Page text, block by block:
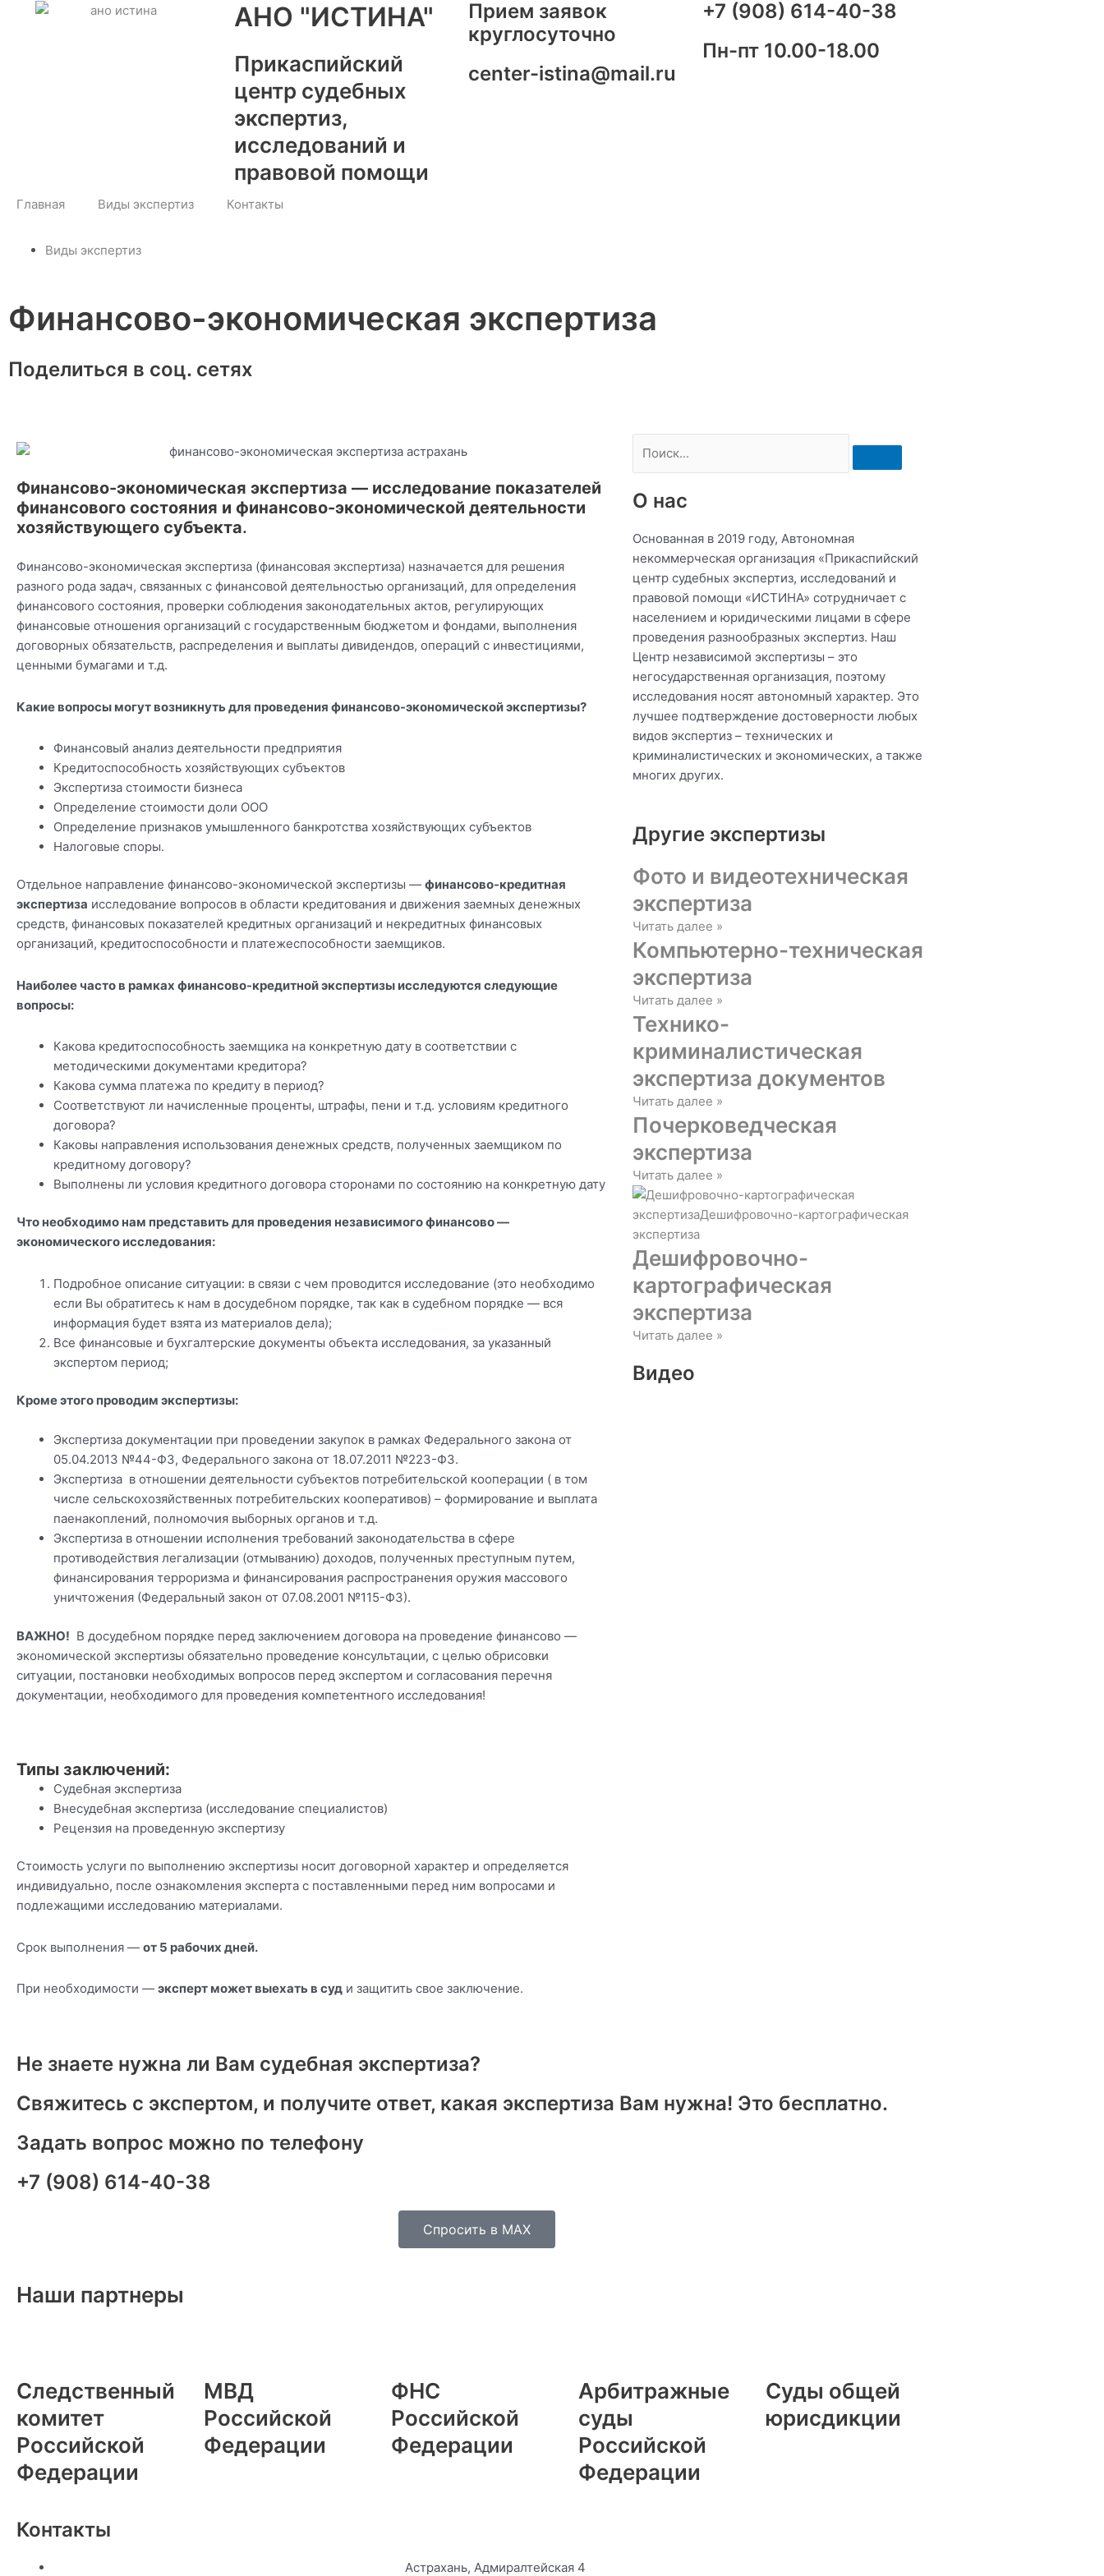
Перейти
АНО "ИСТИНА"
Прикаспийский
центр судебных
экспертиз,
исследований и
правовой помощи
Прием заявок
круглосуточно
center-istina@mail.ru
+7 (908) 614-40-38
Пн-пт 10.00-18.00
Главная Виды экспертиз Контакты
Виды экспертиз
Финансово-экономическая экспертиза
Поделиться в соц. сетях
Финансово-экономическая экспертиза — исследование показателей
финансового состояния и финансово-экономической деятельности
хозяйствующего субъекта.
Финансово-экономическая экспертиза (финансовая экспертиза) назначается для решения
разного рода задач, связанных с финансовой деятельностью организаций, для определения
финансового состояния, проверки соблюдения законодательных актов, регулирующих
финансовые отношения организаций с государственным бюджетом и фондами, выполнения
договорных обязательств, распределения и выплаты дивидендов, операций с инвестициями,
ценными бумагами и т.д.
Какие вопросы могут возникнуть для проведения финансово-экономической экспертизы?
Финансовый анализ деятельности предприятия
Кредитоспособность хозяйствующих субъектов
Экспертиза стоимости бизнеса
Определение стоимости доли ООО
Определение признаков умышленного банкротства хозяйствующих субъектов
Налоговые споры.
Отдельное направление финансово-экономической экспертизы — финансово-кредитная
экспертиза исследование вопросов в области кредитования и движения заемных денежных
средств, финансовых показателей кредитных организаций и некредитных финансовых
организаций, кредитоспособности и платежеспособности заемщиков.
Наиболее часто в рамках финансово-кредитной экспертизы исследуются следующие
вопросы:
Какова кредитоспособность заемщика на конкретную дату в соответствии с
методическими документами кредитора?
Какова сумма платежа по кредиту в период?
Соответствуют ли начисленные проценты, штрафы, пени и т.д. условиям кредитного
договора?
Каковы направления использования денежных средств, полученных заемщиком по
кредитному договору?
Выполнены ли условия кредитного договора сторонами по состоянию на конкретную дату
Что необходимо нам представить для проведения независимого финансово —
экономического исследования:
Подробное описание ситуации: в связи с чем проводится исследование (это необходимо
если Вы обратитесь к нам в досудебном порядке, так как в судебном порядке — вся
информация будет взята из материалов дела);
Все финансовые и бухгалтерские документы объекта исследования, за указанный
экспертом период;
Кроме этого проводим экспертизы:
Экспертиза документации при проведении закупок в рамках Федерального закона от
05.04.2013 №44-ФЗ, Федерального закона от 18.07.2011 №223-ФЗ.
Экспертиза в отношении деятельности субъектов потребительской кооперации ( в том
числе сельскохозяйственных потребительских кооперативов) – формирование и выплата
паенакоплений, полномочия выборных органов и т.д.
Экспертиза в отношении исполнения требований законодательства в сфере
противодействия легализации (отмыванию) доходов, полученных преступным путем,
финансирования терроризма и финансирования распространения оружия массового
уничтожения (Федеральный закон от 07.08.2001 №115-ФЗ).
ВАЖНО! В досудебном порядке перед заключением договора на проведение финансово —
экономической экспертизы обязательно проведение консультации, с целью обрисовки
ситуации, постановки необходимых вопросов перед экспертом и согласования перечня
документации, необходимого для проведения компетентного исследования!
Типы заключений:
Судебная экспертиза
Внесудебная экспертиза (исследование специалистов)
Рецензия на проведенную экспертизу
Стоимость услуги по выполнению экспертизы носит договорной характер и определяется
индивидуально, после ознакомления эксперта с поставленными перед ним вопросами и
подлежащими исследованию материалами.
Срок выполнения — от 5 рабочих дней.
При необходимости — эксперт может выехать в суд и защитить свое заключение.
О нас
Основанная в 2019 году, Автономная
некоммерческая организация «Прикаспийский
центр судебных экспертиз, исследований и
правовой помощи «ИСТИНА» сотрудничает с
населением и юридическими лицами в сфере
проведения разнообразных экспертиз. Наш
Центр независимой экспертизы – это
негосударственная организация, поэтому
исследования носят автономный характер. Это
лучшее подтверждение достоверности любых
видов экспертиз – технических и
криминалистических и экономических, а также
многих других.
Другие экспертизы
Фото и видеотехническая
экспертиза
Читать далее »
Компьютерно-техническая
экспертиза
Читать далее »
Технико-
криминалистическая
экспертиза документов
Читать далее »
Почерковедческая
экспертиза
Читать далее »
Дешифровочно-
картографическая
экспертиза
Читать далее »
Видео
Не знаете нужна ли Вам судебная экспертиза?
Свяжитесь с экспертом, и получите ответ, какая экспертиза Вам нужна! Это бесплатно.
Задать вопрос можно по телефону
+7 (908) 614-40-38
Спросить в MAX
Наши партнеры
Следственный
комитет
Российской
Федерации
МВД
Российской
Федерации
ФНС
Российской
Федерации
Арбитражные
суды
Российской
Федерации
Суды общей
юрисдикции
Контакты
Астрахань, Адмиралтейская 4